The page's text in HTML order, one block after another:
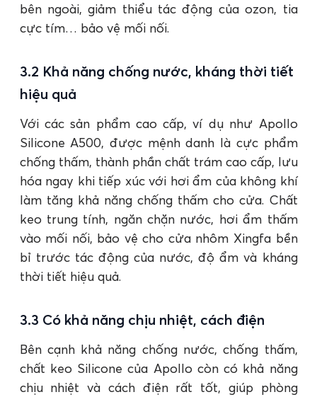
bên ngoài, giảm thiểu tác động của ozon, tia
cực tím… bảo vệ mối nối.
3.2 Khả năng chống nước, kháng thời tiết
hiệu quả
Với các sản phẩm cao cấp, ví dụ như Apollo
Silicone A500, được mệnh danh là cực phẩm
chống thấm, thành phần chất trám cao cấp, lưu
hóa ngay khi tiếp xúc với hơi ẩm của không khí
làm tăng khả năng chống thấm cho cửa. Chất
keo trung tính, ngăn chặn nước, hơi ẩm thấm
vào mối nối, bảo vệ cho cửa nhôm Xingfa bền
bỉ trước tác động của nước, độ ẩm và kháng
thời tiết hiệu quả.
3.3 Có khả năng chịu nhiệt, cách điện
Bên cạnh khả năng chống nước, chống thấm,
chất keo Silicone của Apollo còn có khả năng
chịu nhiệt và cách điện rất tốt, giúp phòng